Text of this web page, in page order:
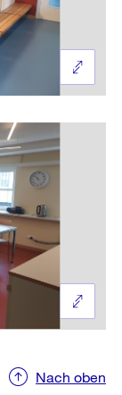
Nach oben